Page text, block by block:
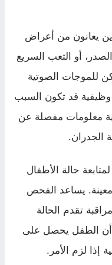
يعانون من أعراض
أو التعب السريع
للموجات الصوتية
قد تكون السبب
معلومات مفصلة عن
الجدران.
حالة الأطفال
يساعد الفحص
تقدم الحالة
أن الطفل يحصل على
إذا لزم الأمر.